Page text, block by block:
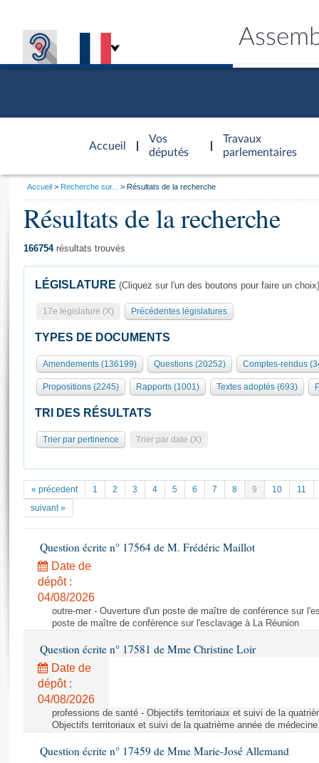
Accueil
d'accueil
Vos
députés
Travaux
parlementaires
Présidence
577 députés
Groupes politiques
Séance publique
Commissions et autres organes
Europe et International
Pétitions
Documents parlementaires
Projets de loi
Propositions de loi
Amendements
Textes adoptés
Rapports d'information
Rapports législatifs
Rapports sur l'application des lois
Baromètre de l’application des lois
Dossiers législatifs
Budget et sécurité sociale
Général
Rôle et pouvoirs de l'Assemblée
Organisation de l'Assemblée
Présidence Conférence des Présidents Bureau Collège des
Statistiques et chiffres clés
Documents de référence
( Constitution | Règlement de l'Assemblée ... )
Histoire
Juniors
Anciennes législatures
Liens vers les sites publics
Visiter l'Assemblée
Visite virtuelle du palais Bourbon
Assister à une séance
La Bibliothèque
Les archives
Contacts et plan d'accès
Photos libres de droit
Vous
Accueil Recherche sur... Résultats de la recherche
Résultats de la recherche
166754résultats trouvés
LÉGISLATURE (Cliquez sur l'un des boutons pour faire un choix)
17e législature (X) Précédentes législatures
TYPES DE DOCUMENTS
Amendements (136199) Questions (20252) Comptes-rendus
Propositions (2245) Rapports (1001) Textes adoptés (693)
TRI DES RÉSULTATS
Trier par pertinence Trier par date (X)
« précedent 1 2 3 4 5 6 7 8 9 10
11
suivant »
Question écrite n° 17564 de M. Frédéric Maillot
Date de
dépôt :
04/08/2026
outre-mer - Ouverture d'un poste de maître de conférence sur
poste de maître de conférence sur l'esclavage à La Réunion
Question écrite n° 17581 de Mme Christine Loir
Date de
dépôt :
04/08/2026
professions de santé - Objectifs territoriaux et suivi de la
Objectifs territoriaux et suivi de la quatrième année de médecine
Question écrite n° 17459 de Mme Marie-José Allemand